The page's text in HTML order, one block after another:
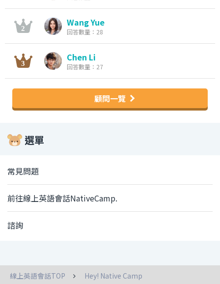
Wang Yue
回答數量：28
Chen Li
回答數量：27
顧問一覽
選單
常見問題
前往線上英語會話NativeCamp.
諮詢
線上英語會話TOP
Hey! Native Camp